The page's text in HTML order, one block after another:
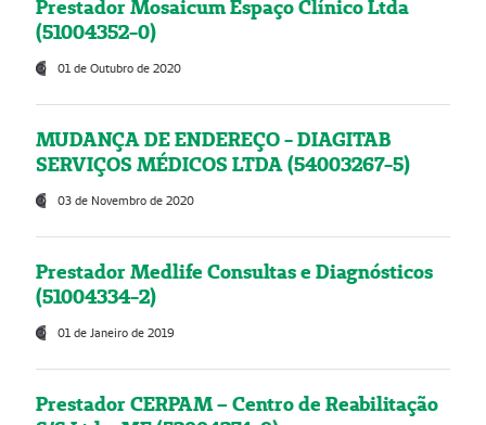
Prestador Mosaicum Espaço Clínico Ltda
(51004352-0)
01 de Outubro de 2020
MUDANÇA DE ENDEREÇO - DIAGITAB
SERVIÇOS MÉDICOS LTDA (54003267-5)
03 de Novembro de 2020
Prestador Medlife Consultas e Diagnósticos
(51004334-2)
01 de Janeiro de 2019
Prestador CERPAM – Centro de Reabilitação